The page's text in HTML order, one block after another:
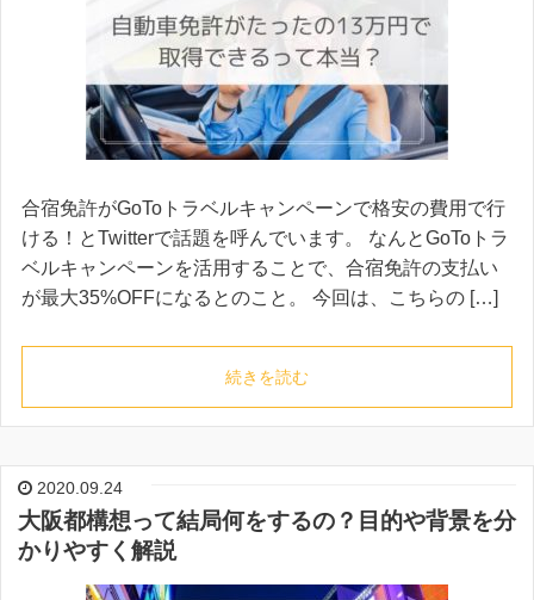
合宿免許がGoToトラベルキャンペーンで格安の費用で行
ける！とTwitterで話題を呼んでいます。 なんとGoToトラ
ベルキャンペーンを活用することで、合宿免許の支払い
が最大35%OFFになるとのこと。 今回は、こちらの […]
続きを読む
2020.09.24
大阪都構想って結局何をするの？目的や背景を分
かりやすく解説